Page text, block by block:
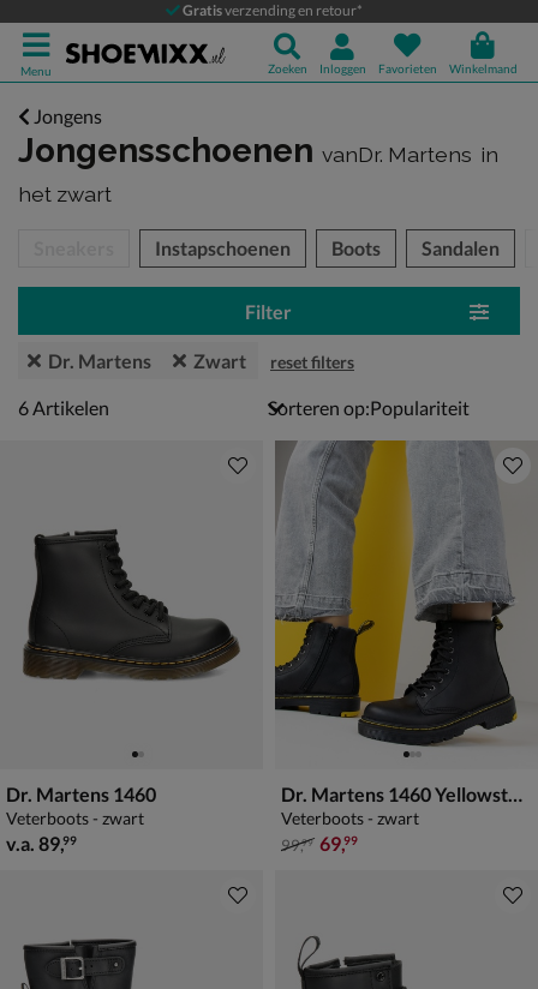
Gratisverzending en retour*
Menu Zoeken Inloggen Favorieten Winkelmand
Jongens
Jongensschoenen vanDr. Martens in
het zwart
Instapschoenen Boots Sandalen
Filter
Dr. Martens Zwart reset filters
6 artikelen
6Artikelen Sorteren op:
Dr. Martens 1460
Veterboots - zwart
vanaf € 89,99
v.a. 89,99
Dr. Martens 1460 Yellowstone Winter Grip
Veterboots - zwart
van € 99,99 voor € 69,99
99,99 69,99